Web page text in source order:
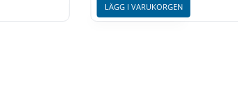
LÄGG I VARUKORGEN